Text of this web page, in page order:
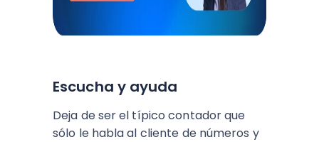
Escucha y ayuda
Deja de ser el típico contador que
sólo le habla al cliente de números y